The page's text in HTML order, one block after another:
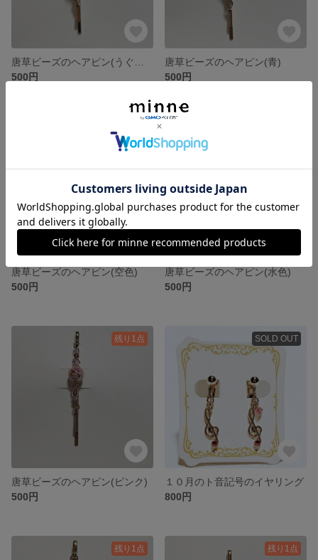
500円
唐草ビーズのヘアピン(青)
500円
唐草ビーズのヘアピン(空色)
500円
唐草ビーズのヘアピン(水色)
500円
残り1点
唐草ビーズのヘアピン(ピンク)
500円
SOLD OUT
１０月のト音記号のイヤリング
800円
残り1点 残り1点